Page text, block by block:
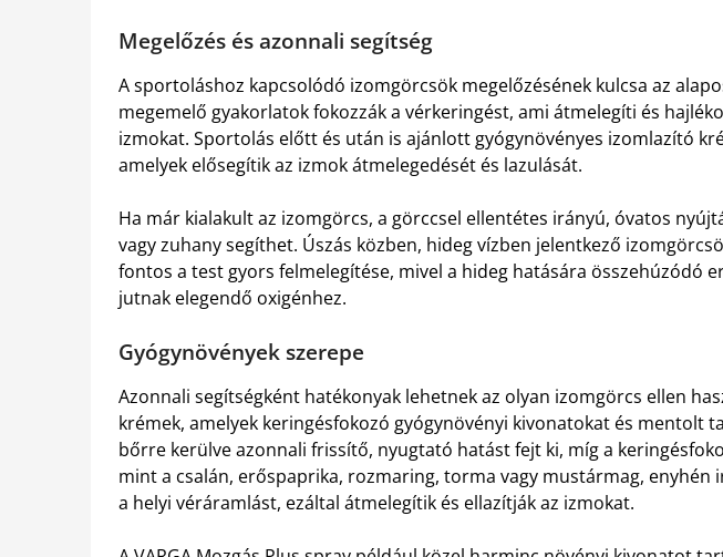
Megelőzés és azonnali segítség
A sportoláshoz kapcsolódó izomgörcsök megelőzésének kulcsa az
megemelő gyakorlatok fokozzák a vérkeringést, ami átmelegíti és
izmokat. Sportolás előtt és után is ajánlott gyógynövényes izomlazító
amelyek elősegítik az izmok átmelegedését és lazulását.
Ha már kialakult az izomgörcs, a görccsel ellentétes irányú, óvatos
vagy zuhany segíthet. Úszás közben, hideg vízben jelentkező
fontos a test gyors felmelegítése, mivel a hideg hatására összehúzódó
jutnak elegendő oxigénhez.
Gyógynövények szerepe
Azonnali segítségként hatékonyak lehetnek az olyan izomgörcs ellen
krémek, amelyek keringésfokozó gyógynövényi kivonatokat és mentolt
bőrre kerülve azonnali frissítő, nyugtató hatást fejt ki, míg a
mint a csalán, erőspaprika, rozmaring, torma vagy mustármag, enyhén
a helyi véráramlást, ezáltal átmelegítik és ellazítják az izmokat.